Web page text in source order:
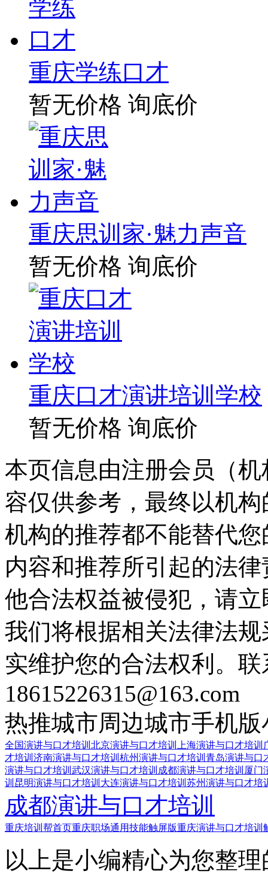
重庆学练口才
暂无价格 询底价
重庆思训家·魅力声音
暂无价格 询底价
重庆口才演讲培训学校
暂无价格 询底价
本页信息由注册会员（
容仅供参考，最终以机
机构的推荐都不能替代
内容和推荐所引起的法
他合法权益被侵犯，请
我们将根据相关法律法
实维护您的合法权利。
18615226315@163.com
热推城市周边城市手机版
全国演讲与口才培训 北京演讲与口才培训 上海演讲与口才培训
才培训 济南演讲与口才培训 杭州演讲与口才培训 青岛演讲与口
演讲与口才培训 武汉演讲与口才培训 成都演讲与口才培训 厦门
训 昆明演讲与口才培训 大连演讲与口才培训 苏州演讲与口才培
成都演讲与口才培训
重庆培训帮首页重庆职场通用技能触屏版重庆演讲与口才培训
以上是小编精心为您整